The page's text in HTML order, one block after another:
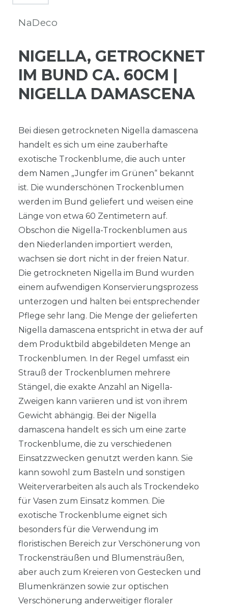
NaDeco
NIGELLA, GETROCKNET
IM BUND CA. 60CM |
NIGELLA DAMASCENA
Bei diesen getrockneten Nigella damascena
handelt es sich um eine zauberhafte
exotische Trockenblume, die auch unter
dem Namen „Jungfer im Grünen“ bekannt
ist. Die wunderschönen Trockenblumen
werden im Bund geliefert und weisen eine
Länge von etwa 60 Zentimetern auf.
Obschon die Nigella-Trockenblumen aus
den Niederlanden importiert werden,
wachsen sie dort nicht in der freien Natur.
Die getrockneten Nigella im Bund wurden
einem aufwendigen Konservierungsprozess
unterzogen und halten bei entsprechender
Pflege sehr lang. Die Menge der gelieferten
Nigella damascena entspricht in etwa der auf
dem Produktbild abgebildeten Menge an
Trockenblumen. In der Regel umfasst ein
Strauß der Trockenblumen mehrere
Stängel, die exakte Anzahl an Nigella-
Zweigen kann variieren und ist von ihrem
Gewicht abhängig. Bei der Nigella
damascena handelt es sich um eine zarte
Trockenblume, die zu verschiedenen
Einsatzzwecken genutzt werden kann. Sie
kann sowohl zum Basteln und sonstigen
Weiterverarbeiten als auch als Trockendeko
für Vasen zum Einsatz kommen. Die
exotische Trockenblume eignet sich
besonders für die Verwendung im
floristischen Bereich zur Verschönerung von
Trockensträußen und Blumensträußen,
aber auch zum Kreieren von Gestecken und
Blumenkränzen sowie zur optischen
Verschönerung anderweitiger floraler